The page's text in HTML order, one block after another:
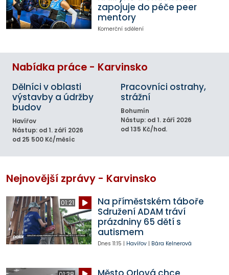
zapojuje do péče peer
mentory
Komerční sdělení
Nabídka práce - Karvinsko
Dělníci v oblasti
výstavby a údržby
budov
Havířov
Nástup: od 1. září 2026
od 25 500 Kč/měsíc
Pracovníci ostrahy,
strážní
Bohumín
Nástup: od 1. září 2026
od 135 Kč/hod.
Nejnovější zprávy - Karvinsko
01:21
Na příměstském táboře
Sdružení ADAM tráví
prázdniny 65 dětí s
autismem
Dnes 11:15 | Havířov| Bára Kelnerová